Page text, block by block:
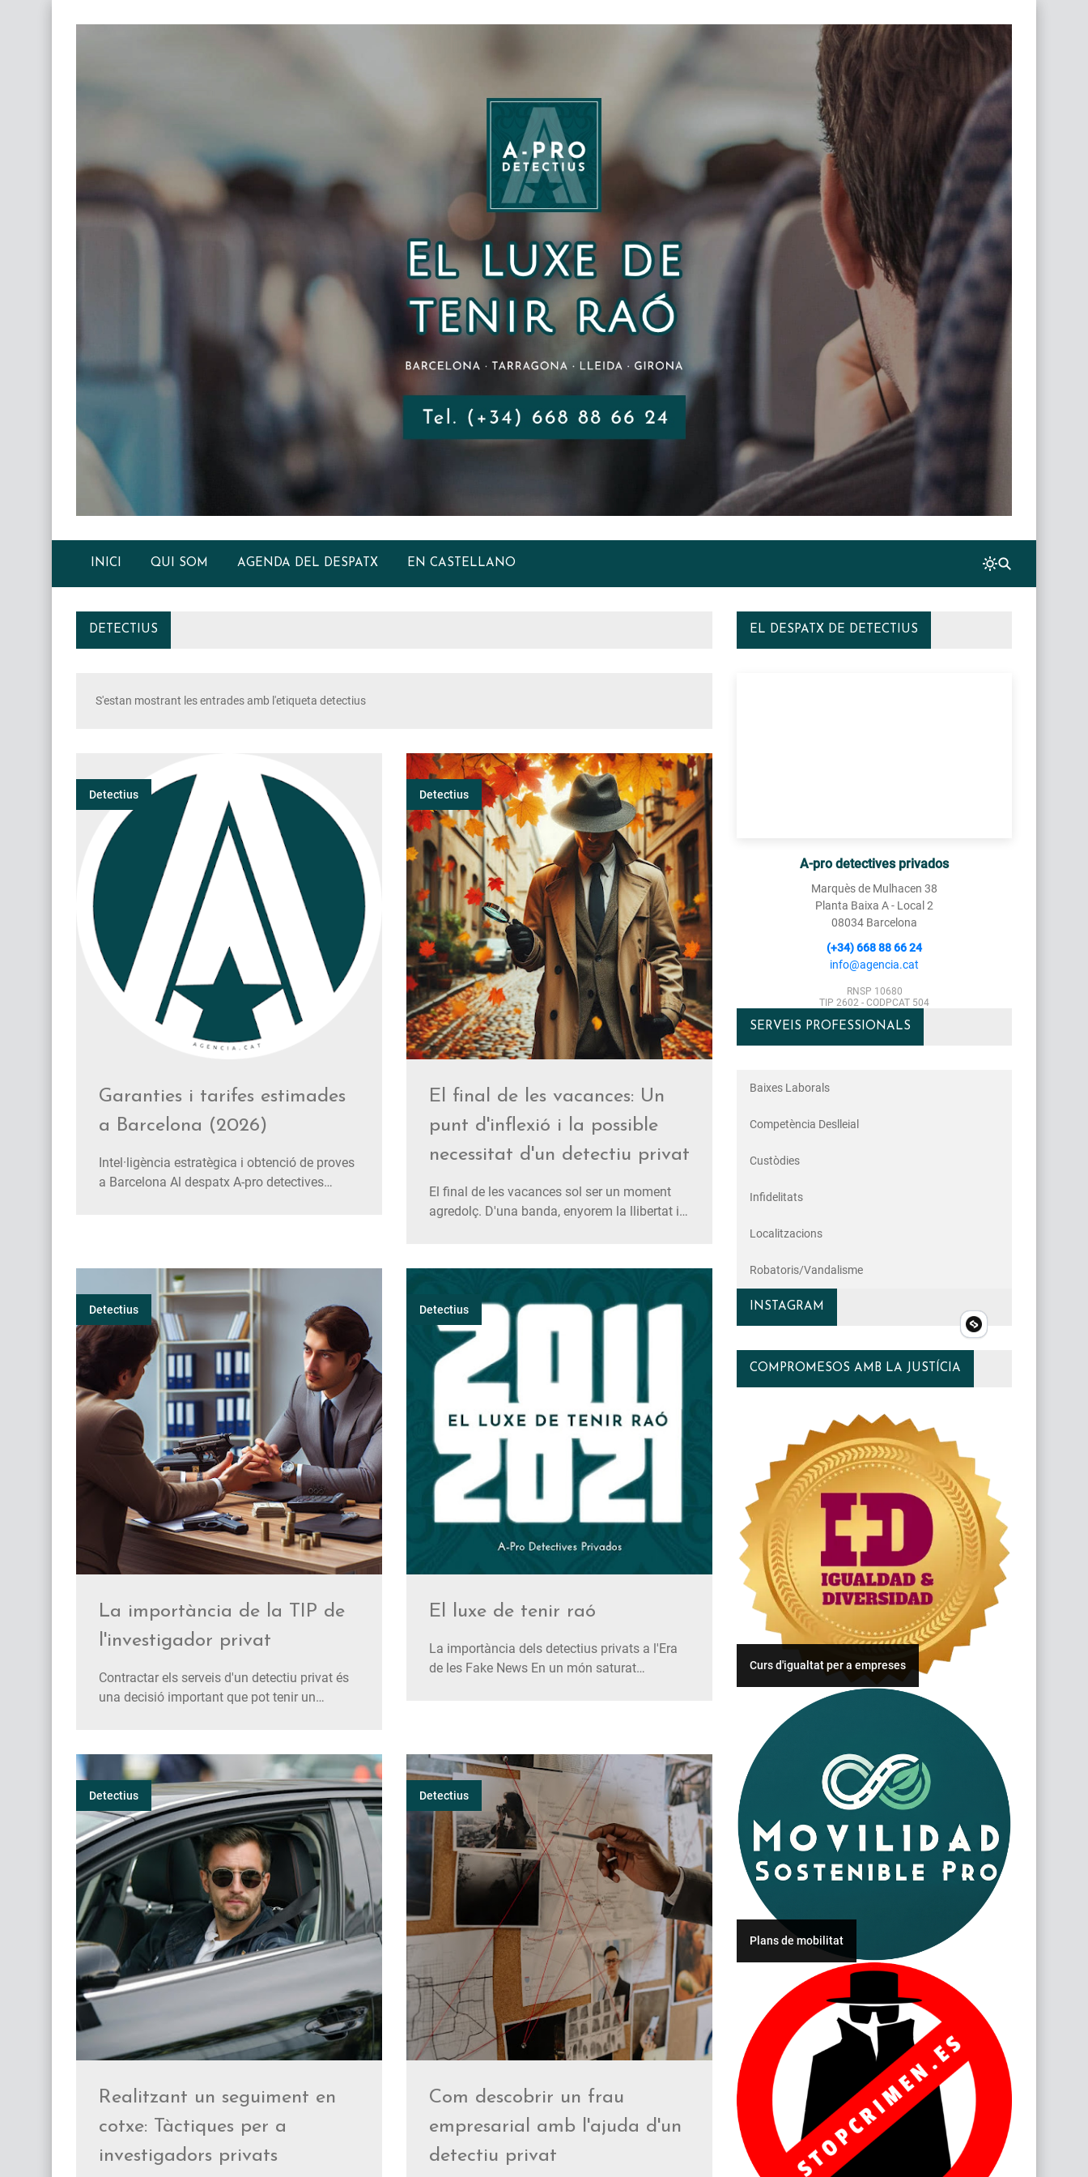
INICI QUI SOM AGENDA DEL DESPATX EN CASTELLANO
DETECTIUS
S'estan mostrant les entrades amb l'etiqueta detectius
Detectius
Garanties i tarifes estimades
a Barcelona (2026)
Intel·ligència estratègica i obtenció de proves
a Barcelona Al despatx A-pro detectives
Detectius
El final de les vacances: Un
punt d'inflexió i la possible
necessitat d'un detectiu privat
El final de les vacances sol ser un moment
agredolç. D'una banda, enyorem la llibertat i
responsabilitats familiars, laborals i
pot desencadenar situac…
Detectius
La importància de la TIP de
l'investigador privat
Contractar els serveis d'un detectiu privat és
una decisió important que pot tenir un
professional. Tanmateix, abans de confiar en
algú per dur a terme investigacions
confidencials, és crucial assegu…
Detectius
El luxe de tenir raó
La importància dels detectius privats a l'Era
de les Fake News En un món saturat
detectiu privat emerge…
Detectius
Realitzant un seguiment en
cotxe: Tàctiques per a
investigadors privats
Detectius
Com descobrir un frau
empresarial amb l'ajuda d'un
detectiu privat
EL DESPATX DE DETECTIUS
A-pro detectives privados
Marquès de Mulhacen 38
Planta Baixa A - Local 2
08034 Barcelona
(+34) 668 88 66 24
info@agencia.cat
RNSP 10680
TIP 2602 - CODPCAT 504
SERVEIS PROFESSIONALS
Baixes Laborals
Competència Deslleial
Custòdies
Infidelitats
Localitzacions
Robatoris/vandalisme
INSTAGRAM
COMPROMESOS AMB LA JUSTÍCIA
Curs d'igualtat per a empreses
Plans de mobilitat